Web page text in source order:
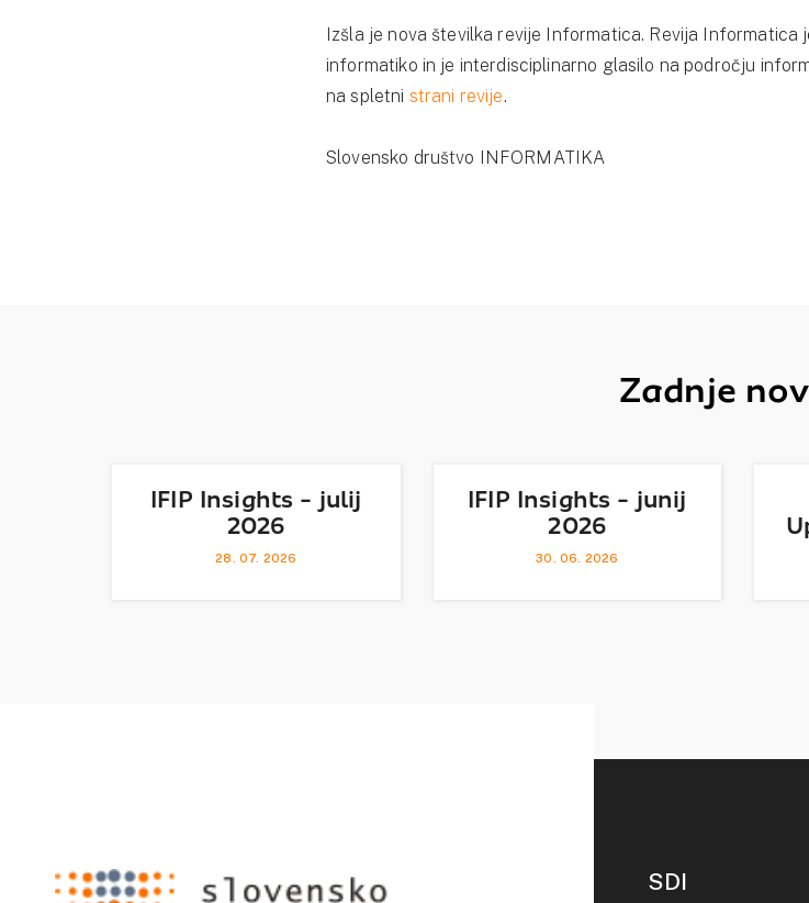
Izšla je nova številka revije Informatica. Revija Informatica
informatiko in je interdisciplinarno glasilo na področju
na spletni strani revije.
Slovensko društvo INFORMATIKA
Zadnje
IFIP Insights - julij
2026
28. 07. 2026
IFIP Insights - junij
2026
30. 06. 2026
SDI